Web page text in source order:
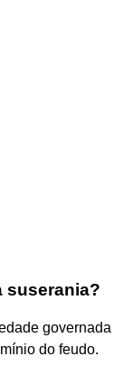
suserania?
governada
do feudo.